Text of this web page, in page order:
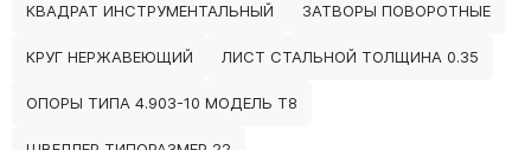
КВАДРАТ ИНСТРУМЕНТАЛЬНЫЙ ЗАТВОРЫ ПОВОРОТНЫЕ
КРУГ НЕРЖАВЕЮЩИЙ ЛИСТ СТАЛЬНОЙ ТОЛЩИНА 0.35
ОПОРЫ ТИПА 4.903-10 МОДЕЛЬ Т8